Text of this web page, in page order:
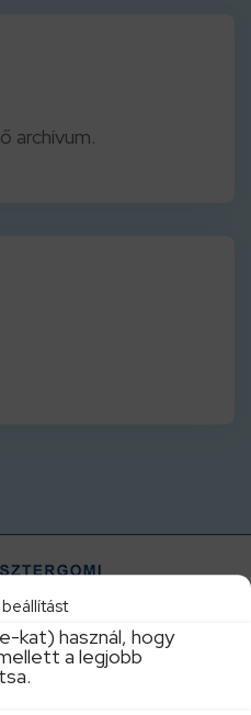
kat) használ, hogy
a legjobb
archívum.